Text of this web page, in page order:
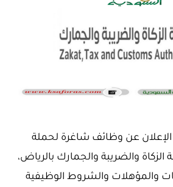
الإعلان عن وظائف شاغرة لحملة
الزكاة والضريبة والجمارك بالرياض،
والمؤهلات والشروط الوظيفية